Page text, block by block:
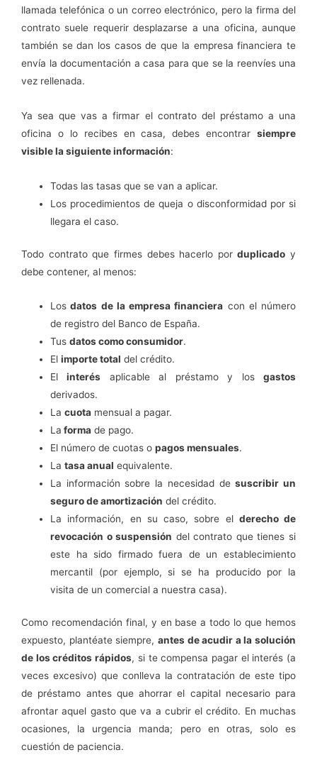
llamada telefónica o un correo electrónico, pero la firma del
contrato suele requerir desplazarse a una oficina, aunque
también se dan los casos de que la empresa financiera te
envía la documentación a casa para que se la reenvíes una
vez rellenada.
Ya sea que vas a firmar el contrato del préstamo a una
oficina o lo recibes en casa, debes encontrar siempre
visible la siguiente información:
Todas las tasas que se van a aplicar.
Los procedimientos de queja o disconformidad por si
llegara el caso.
Todo contrato que firmes debes hacerlo porduplicado y
debe contener, al menos:
Los datos de la empresa financiera con el número
de registro del Banco de España.
Tusdatos como consumidor.
Elimporte total del crédito.
Elinterés aplicable al préstamo y losgastos
derivados.
Lacuota mensual a pagar.
La forma de pago.
El número de cuotas opagos mensuales.
Latasa anual equivalente.
La información sobre la necesidad desuscribir un
seguro de amortización del crédito.
La información, en su caso, sobre el derecho de
revocación o suspensión del contrato que tienes si
este ha sido firmado fuera de un establecimiento
mercantil (por ejemplo, si se ha producido por la
visita de un comercial a nuestra casa).
Como recomendación final, y en base a todo lo que hemos
expuesto, plantéate siempre, antes de acudir a la solución
de los créditos rápidos, si te compensa pagar el interés (a
veces excesivo) que conlleva la contratación de este tipo
de préstamo antes que ahorrar el capital necesario para
afrontar aquel gasto que va a cubrir el crédito. En muchas
ocasiones, la urgencia manda; pero en otras, solo es
cuestión de paciencia.